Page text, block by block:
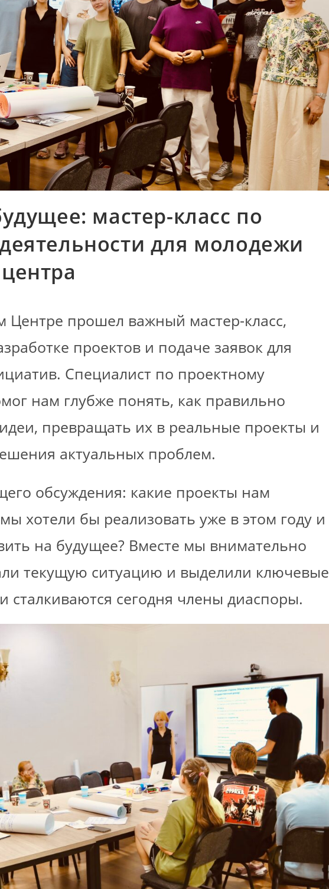
мастер-класс по
для молодежи
прошел важный мастер-класс,
проектов и подаче заявок для
Специалист по проектному
нам глубже понять, как правильно
превращать их в реальные проекты и
актуальных проблем.
обсуждения: какие проекты нам
хотели бы реализовать уже в этом году и
на будущее? Вместе мы внимательно
текущую ситуацию и выделили ключевые
сталкиваются сегодня члены диаспоры.